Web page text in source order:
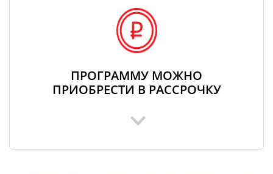
ПРОГРАММУ МОЖНО
ПРИОБРЕСТИ В РАССРОЧКУ